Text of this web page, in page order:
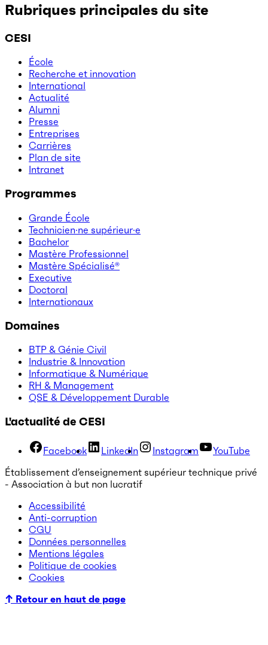
Rubriques principales du site
CESI
École
Recherche et innovation
International
Actualité
Alumni
Presse
Entreprises
Carrières
Plan de site
Intranet
Programmes
Grande École
Technicien·ne supérieur·e
Bachelor
Mastère Professionnel
Mastère Spécialisé®
Executive
Doctoral
Internationaux
Domaines
BTP & Génie Civil
Industrie & Innovation
Informatique & Numérique
RH & Management
QSE & Développement Durable
L'actualité de CESI
Facebook LinkedIn Instagram
YouTube
Établissement d’enseignement supérieur technique privé
- Association à but non lucratif
Accessibilité
Anti-corruption
CGU
Données personnelles
Mentions légales
Politique de cookies
Cookies
↑ Retour en haut de page